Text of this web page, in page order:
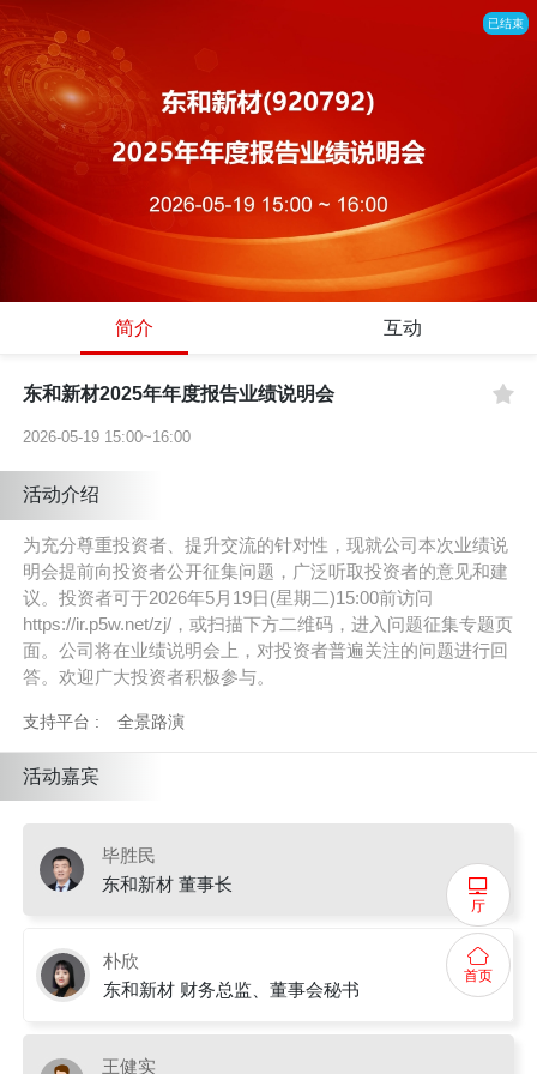
已结束
简介 互动
东和新材2025年年度报告业绩说明会
2026-05-19 15:00~16:00
活动介绍
为充分尊重投资者、提升交流的针对性，现就公司本次业绩说
明会提前向投资者公开征集问题，广泛听取投资者的意见和建
议。投资者可于2026年5月19日(星期二)15:00前访问
https://ir.p5w.net/zj/，或扫描下方二维码，进入问题征集专题页
面。公司将在业绩说明会上，对投资者普遍关注的问题进行回
答。欢迎广大投资者积极参与。
支持平台 : 全景路演
活动嘉宾
毕胜民
东和新材 董事长
朴欣
东和新材 财务总监、董事会秘书
王健实
厅
首页